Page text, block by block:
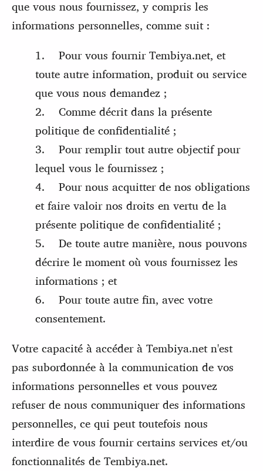
que vous nous fournissez, y compris les
informations personnelles, comme suit :
1. Pour vous fournir Tembiya.net, et
toute autre information, produit ou service
que vous nous demandez ;
2. Comme décrit dans la présente
politique de confidentialité ;
3. Pour remplir tout autre objectif pour
lequel vous le fournissez ;
4. Pour nous acquitter de nos obligations
et faire valoir nos droits en vertu de la
présente politique de confidentialité ;
5. De toute autre manière, nous pouvons
décrire le moment où vous fournissez les
informations ; et
6. Pour toute autre fin, avec votre
consentement.
Votre capacité à accéder à Tembiya.net n'est
pas subordonnée à la communication de vos
informations personnelles et vous pouvez
refuser de nous communiquer des informations
personnelles, ce qui peut toutefois nous
interdire de vous fournir certains services et/ou
fonctionnalités de Tembiya.net.